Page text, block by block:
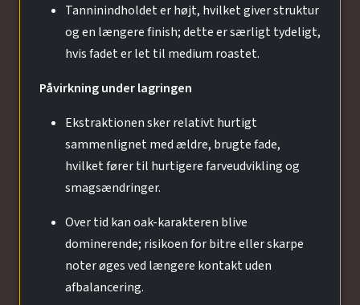
Tanninindholdet er højt, hvilket giver struktur
og en længere finish; dette er særligt tydeligt,
hvis fadet er let til medium roastet.
Påvirkning under lagringen
Ekstraktionen sker relativt hurtigt
sammenlignet med ældre, brugte fade,
hvilket fører til hurtigere farveudvikling og
smagsændringer.
Over tid kan oak-karakteren blive
dominerende; risikoen for bitre eller skarpe
noter øges ved længere kontakt uden
afbalancering.